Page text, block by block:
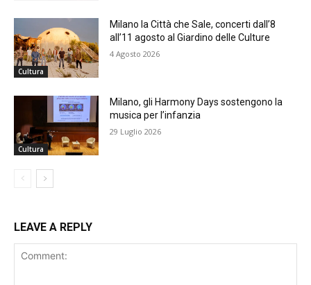
Cultura
Milano la Città che Sale, concerti dall’8
all’11 agosto al Giardino delle Culture
4 Agosto 2026
Cultura
Milano, gli Harmony Days sostengono la
musica per l’infanzia
29 Luglio 2026
LEAVE A REPLY